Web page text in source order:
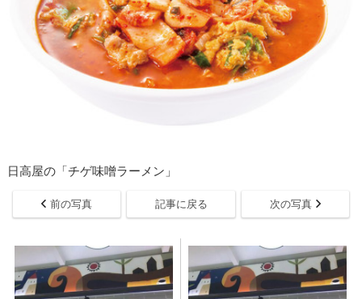
日高屋の「チゲ味噌ラーメン」
前の写真 記事に戻る 次の写真